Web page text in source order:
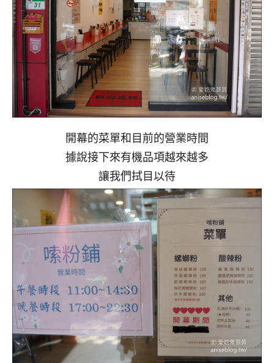
開幕的菜單和目前的營業時間
據說接下來有機品項越來越多
讓我們拭目以待